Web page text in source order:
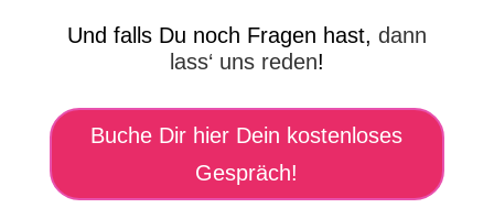
Und falls Du noch Fragen hast, dann
lass‘ uns reden!
Buche Dir hier Dein kostenloses
Gespräch!